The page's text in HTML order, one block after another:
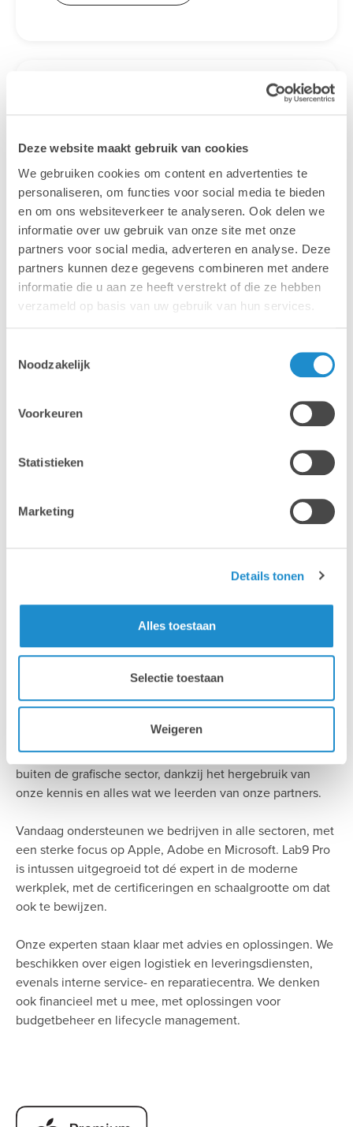
Deze website maakt gebruik van cookies
We gebruiken cookies om content en advertenties te
personaliseren, om functies voor social media te bieden
en om ons websiteverkeer te analyseren. Ook delen we
informatie over uw gebruik van onze site met onze
partners voor social media, adverteren en analyse. Deze
partners kunnen deze gegevens combineren met andere
informatie die u aan ze heeft verstrekt of die ze hebben
verzameld op basis van uw gebruik van hun services.
Noodzakelijk
Voorkeuren
Statistieken
Marketing
Details tonen
Alles toestaan
Selectie toestaan
Weigeren
Gratiswebinars &
Wil je meer weten over een onderwerp of
word je graag geïnspireerd? Wil je eens
vrijblijvend kennismaken met onze
specialisten? Schrijf je in voor een van onze
gratis webinars en evenementen of kom ons
een bezoekje brengen op een vakbeurs bij
jou in de buurt.
Waarom Lab9 Pro?
Ruim 30 jaar geleden begonnen we in één specifieke
markt. Gaandeweg breidden we onze expertise uit tot ver
buiten de grafische sector, dankzij het hergebruik van
onze kennis en alles wat we leerden van onze partners.
Vandaag ondersteunen we bedrijven in alle sectoren, met
een sterke focus op Apple, Adobe en Microsoft. Lab9 Pro
is intussen uitgegroeid tot dé expert in de moderne
werkplek, met de certificeringen en schaalgrootte om dat
ook te bewijzen.
Onze experten staan klaar met advies en oplossingen. We
beschikken over eigen logistiek en leveringsdiensten,
evenals interne service- en reparatiecentra. We denken
ook financieel met u mee, met oplossingen voor
budgetbeheer en lifecycle management.